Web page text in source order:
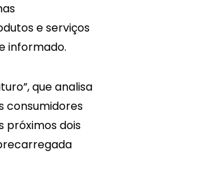
e serviços
informado.
que analisa
consumidores
próximos dois